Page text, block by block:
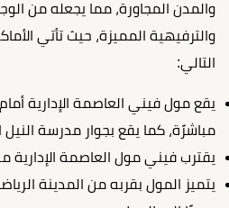
والمدن المجاورة، مما يجعله من
والترفيهية المميزة، حيث تأتي
التالي:
مباشرًة، كما يقع بجوار مدرسة النيل
يقترب فيني مول العاصمة
يتميز المول بقربه من المدينة